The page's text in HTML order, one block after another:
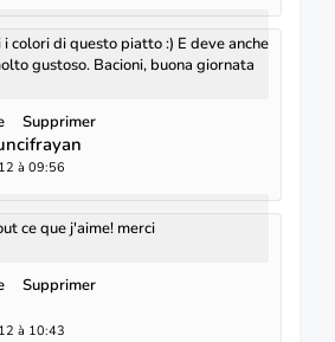
colori di questo piatto :) E deve anche
gustoso. Bacioni, buona giornata
Supprimer
à 09:56
ce que j'aime! merci
Supprimer
à 10:43